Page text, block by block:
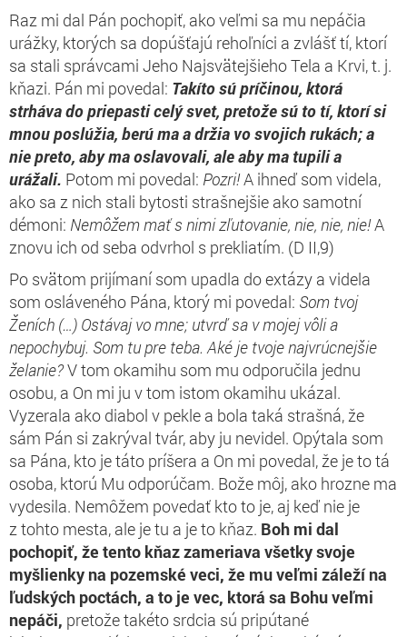
Raz mi dal Pán pochopiť, ako veľmi sa mu nepáčia
urážky, ktorých sa dopúšťajú rehoľníci a zvlášť tí, ktorí
sa stali správcami Jeho Najsvätejšieho Tela a Krvi, t. j.
kňazi. Pán mi povedal: Takíto sú príčinou, ktorá
strháva do priepasti celý svet, pretože sú to tí, ktorí si
mnou poslúžia, berú ma a držia vo svojich rukách; a
nie preto, aby ma oslavovali, ale aby ma tupili a
urážali. Potom mi povedal: Pozri!A ihneď som videla,
ako sa z nich stali bytosti strašnejšie ako samotní
démoni: Nemôžem mať s nimi zľutovanie, nie, nie, nie!A
znovu ich od seba odvrhol s prekliatím. (D II,9)
Po svätom prijímaní som upadla do extázy a videla
som osláveného Pána, ktorý mi povedal: Som tvoj
Ženích (…) Ostávaj vo mne; utvrď sa v mojej vôli a
nepochybuj. Som tu pre teba. Aké je tvoje najvrúcnejšie
želanie?V tom okamihu som mu odporučila jednu
osobu, a On mi ju v tom istom okamihu ukázal.
Vyzerala ako diabol v pekle a bola taká strašná, že
sám Pán si zakrýval tvár, aby ju nevidel. Opýtala som
sa Pána, kto je táto príšera a On mi povedal, že je to tá
osoba, ktorú Mu odporúčam. Bože môj, ako hrozne ma
vydesila. Nemôžem povedať kto to je, aj keď nie je
z tohto mesta, ale je tu a je to kňaz. Boh mi dal
pochopiť, že tento kňaz zameriava všetky svoje
myšlienky na pozemské veci, že mu veľmi záleží na
ľudských poctách, a to je vec, ktorá sa Bohu veľmi
nepáči, pretože takéto srdcia sú pripútané